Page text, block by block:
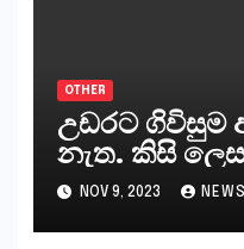
OTHER
උඩරට ගිවිසුම
නැත. කිසි
නීත්‍යානුකූල
සිංහල
ජනාධිපති
NOV 9, 2023